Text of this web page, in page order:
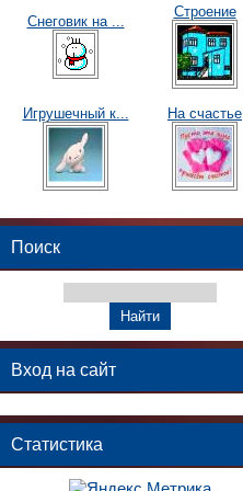
Снеговик на ...
Строение
Игрушечный к... На счастье
Поиск
Вход на сайт
Статистика